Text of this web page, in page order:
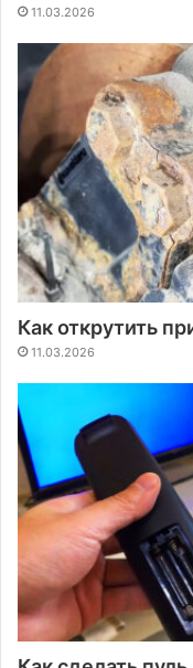
11.03.2026
Как открутить
11.03.2026